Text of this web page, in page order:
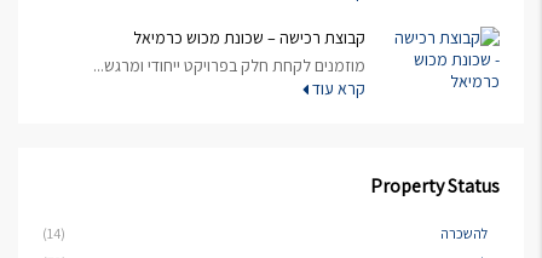
קבוצת רכישה – שכונת מכוש כרמיאל
מוזמנים לקחת חלק בפרויקט ייחודי ומרגש...
קרא עוד
Property Status
להשכרה
(14)